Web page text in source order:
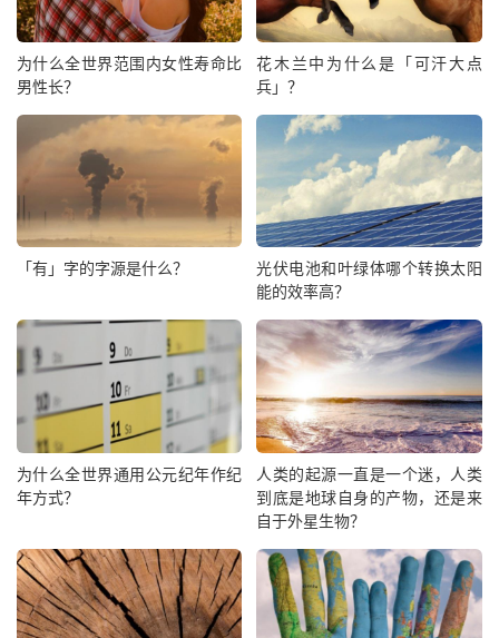
为什么全世界范围内女性寿命比
男性长？
花木兰中为什么是「可汗大点
兵」？
「有」字的字源是什么？
光伏电池和叶绿体哪个转换太阳
能的效率高？
为什么全世界通用公元纪年作纪
年方式？
人类的起源一直是一个迷，人类
到底是地球自身的产物，还是来
自于外星生物？